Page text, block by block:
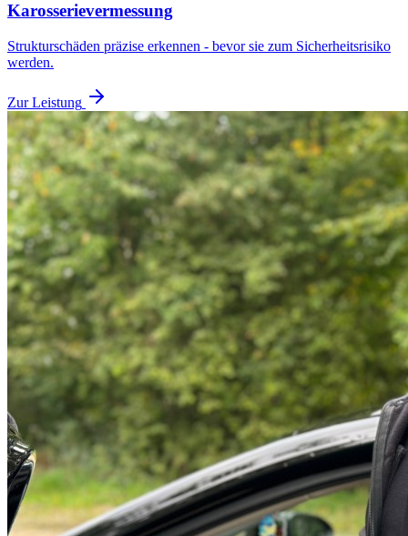
Karosserievermessung
Strukturschäden präzise erkennen - bevor sie zum Sicherheitsrisiko
werden.
Zur Leistung